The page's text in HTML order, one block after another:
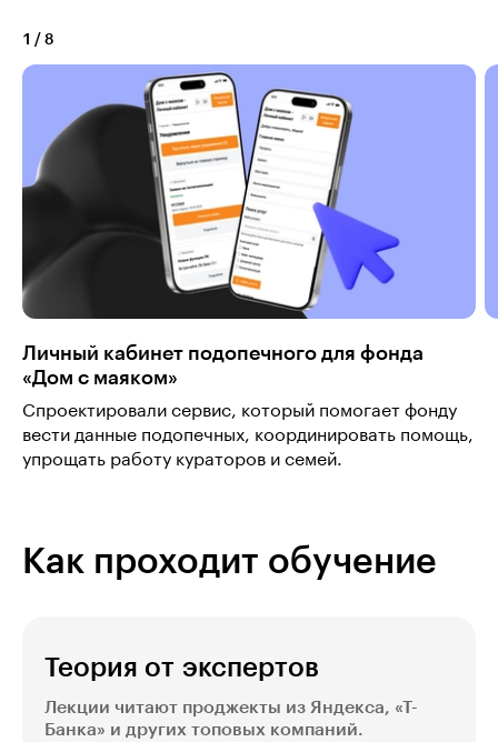
1 / 8
Личный кабинет подопечного для фонда
«Дом с маяком»
Спроектировали сервис, который помогает фонду
вести данные подопечных, координировать помощь,
упрощать работу кураторов и семей.
Как проходит обучение
Теория от экспертов
Лекции читают проджекты из Яндекса, «Т-
Банка» и других топовых компаний.